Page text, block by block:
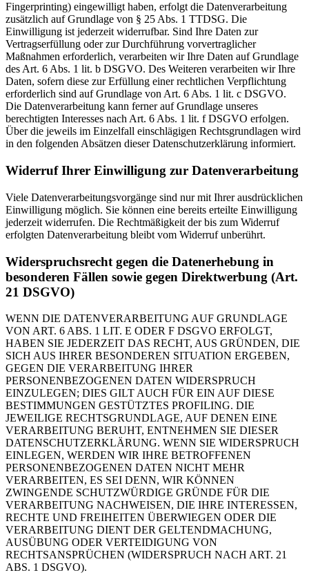
Fingerprinting) eingewilligt haben, erfolgt die Datenverarbeitung
zusätzlich auf Grundlage von § 25 Abs. 1 TTDSG. Die
Einwilligung ist jederzeit widerrufbar. Sind Ihre Daten zur
Vertragserfüllung oder zur Durchführung vorvertraglicher
Maßnahmen erforderlich, verarbeiten wir Ihre Daten auf Grundlage
des Art. 6 Abs. 1 lit. b DSGVO. Des Weiteren verarbeiten wir Ihre
Daten, sofern diese zur Erfüllung einer rechtlichen Verpflichtung
erforderlich sind auf Grundlage von Art. 6 Abs. 1 lit. c DSGVO.
Die Datenverarbeitung kann ferner auf Grundlage unseres
berechtigten Interesses nach Art. 6 Abs. 1 lit. f DSGVO erfolgen.
Über die jeweils im Einzelfall einschlägigen Rechtsgrundlagen wird
in den folgenden Absätzen dieser Datenschutzerklärung informiert.
Widerruf Ihrer Einwilligung zur Datenverarbeitung
Viele Datenverarbeitungsvorgänge sind nur mit Ihrer ausdrücklichen
Einwilligung möglich. Sie können eine bereits erteilte Einwilligung
jederzeit widerrufen. Die Rechtmäßigkeit der bis zum Widerruf
erfolgten Datenverarbeitung bleibt vom Widerruf unberührt.
Widerspruchsrecht gegen die Datenerhebung in
besonderen Fällen sowie gegen Direktwerbung (Art.
21 DSGVO)
WENN DIE DATENVERARBEITUNG AUF GRUNDLAGE
VON ART. 6 ABS. 1 LIT. E ODER F DSGVO ERFOLGT,
HABEN SIE JEDERZEIT DAS RECHT, AUS GRÜNDEN, DIE
SICH AUS IHRER BESONDEREN SITUATION ERGEBEN,
GEGEN DIE VERARBEITUNG IHRER
PERSONENBEZOGENEN DATEN WIDERSPRUCH
EINZULEGEN; DIES GILT AUCH FÜR EIN AUF DIESE
BESTIMMUNGEN GESTÜTZTES PROFILING. DIE
JEWEILIGE RECHTSGRUNDLAGE, AUF DENEN EINE
VERARBEITUNG BERUHT, ENTNEHMEN SIE DIESER
DATENSCHUTZERKLÄRUNG. WENN SIE WIDERSPRUCH
EINLEGEN, WERDEN WIR IHRE BETROFFENEN
PERSONENBEZOGENEN DATEN NICHT MEHR
VERARBEITEN, ES SEI DENN, WIR KÖNNEN
ZWINGENDE SCHUTZWÜRDIGE GRÜNDE FÜR DIE
VERARBEITUNG NACHWEISEN, DIE IHRE INTERESSEN,
RECHTE UND FREIHEITEN ÜBERWIEGEN ODER DIE
VERARBEITUNG DIENT DER GELTENDMACHUNG,
AUSÜBUNG ODER VERTEIDIGUNG VON
RECHTSANSPRÜCHEN (WIDERSPRUCH NACH ART. 21
ABS. 1 DSGVO).